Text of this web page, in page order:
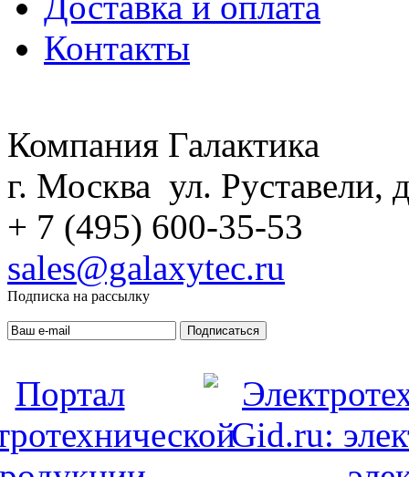
Контакты
Компания Галактика
г. Москва ул. Руставели,
+ 7 (495) 600-35-53
sales@galaxytec.ru
Подписка на рассылку
Подписаться